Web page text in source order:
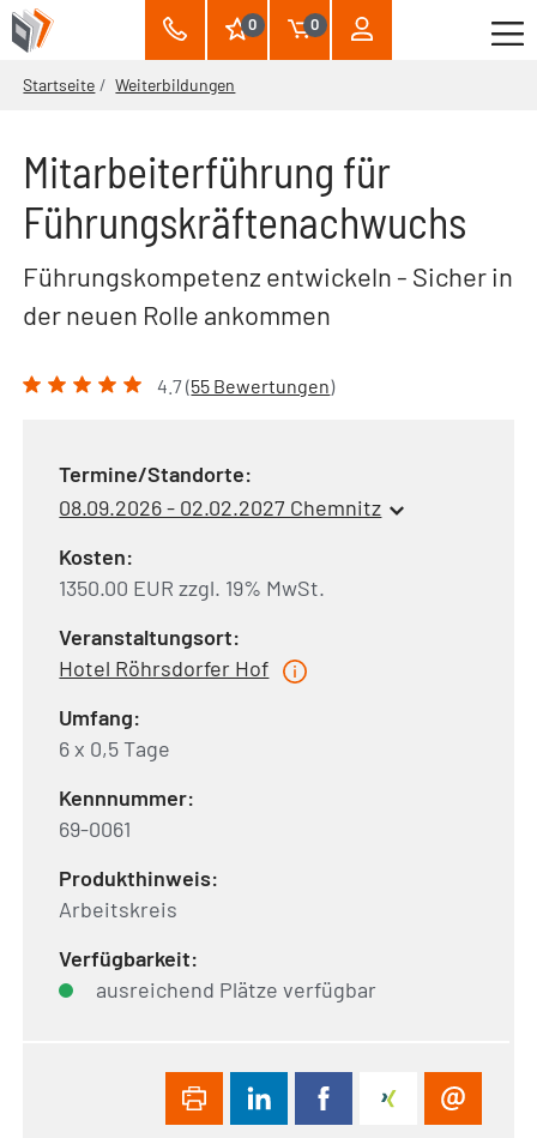
0 0
Startseite Weiterbildungen
Mitarbeiterführung für
Führungskräftenachwuchs
Führungskompetenz entwickeln - Sicher in
der neuen Rolle ankommen
4.7 (55 Bewertungen)
Termine/Standorte:
08.09.2026 - 02.02.2027 Chemnitz
Kosten:
1350.00 EUR zzgl. 19% MwSt.
Veranstaltungsort:
Hotel Röhrsdorfer Hof
Umfang:
6 x 0,5 Tage
Kennnummer:
69-0061
Produkthinweis:
Arbeitskreis
Verfügbarkeit:
ausreichend Plätze verfügbar